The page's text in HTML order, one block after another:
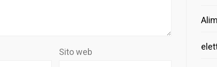
Sito web